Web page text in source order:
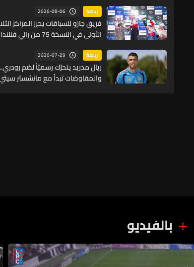
رياضة 2026-08-06
فريق جازو للسباقات يحرز المراكز
الأولى في النسخة 75 من رالي فنلندا
رياضة 2026-07-29
ريال مدريد يتحرّك رسميّاً لضم
والمفاوضات تبدأ مع مانشستر
بالفيديو